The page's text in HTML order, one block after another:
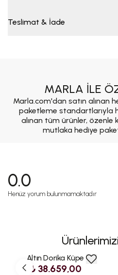
Teslimat & İade
MARLA İLE
Marla.com'dan satın alınan
paketleme standartlarıyla
alınan tüm ürünler, özenle
mutlaka hediye
0.0
Henüz yorum bulunmamaktadır
Altın Dorika Küpe
₺ 38.659,00